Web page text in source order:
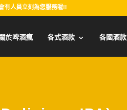
有人員立刻為您服務喔!!
關於啤酒瘋 各式酒款 各國酒款